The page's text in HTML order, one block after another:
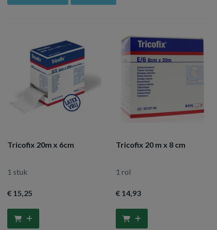
Tricofix 20m x 6cm
1 stuk
€ 15,25
Tricofix 20 m x 8 cm
1 rol
€ 14,93